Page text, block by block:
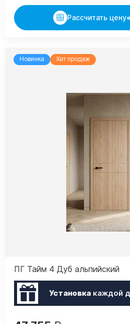
Рассчитать цену
Новинка Хит продаж
ПГ Тайм 4 Дуб альпийский
Установкакаждой